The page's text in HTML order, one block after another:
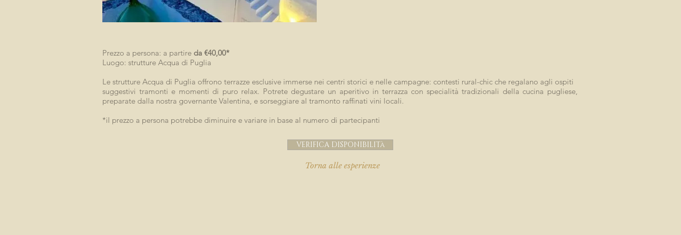
Prezzo a persona: a partire da €40,00*
Luogo: strutture Acqua di Puglia
Le strutture Acqua di Puglia offrono terrazze esclusive immerse nei centri storici e nelle campagne: contesti rural-chic che regalano agli ospiti
suggestivi tramonti e momenti di puro relax. Potrete degustare un aperitivo in terrazza con specialità tradizionali della cucina pugliese,
preparate dalla nostra governante Valentina, e sorseggiare al tramonto raffinati vini locali.
*il prezzo a persona potrebbe diminuire e variare in base al numero di partecipanti
VERIFICA DISPONIBILITà
Torna alle esperienze